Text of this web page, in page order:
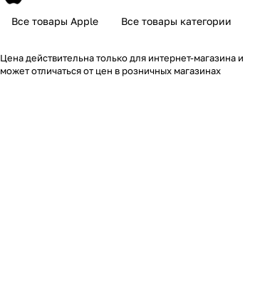
Все товары Apple Все товары категории
Цена действительна только для интернет-магазина и
может отличаться от цен в розничных магазинах